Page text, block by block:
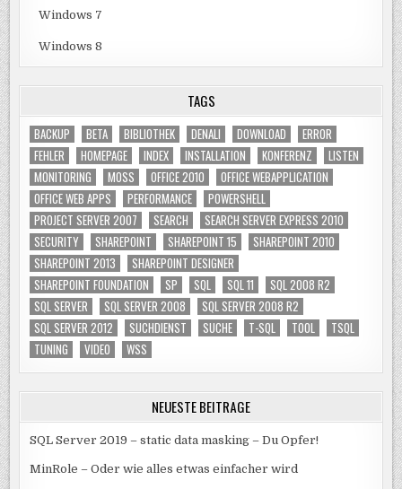
Windows 7
Windows 8
TAGS
BACKUP BETA BIBLIOTHEK DENALI DOWNLOAD
ERROR
FEHLER
HOMEPAGE INDEX INSTALLATION KONFERENZ
LISTEN
MONITORING
MOSS OFFICE 2010
OFFICE WEBAPPLICATION
OFFICE WEB APPS
PERFORMANCE
POWERSHELL
PROJECT SERVER 2007
SEARCH
SEARCH SERVER EXPRESS 2010
SECURITY
SHAREPOINT SHAREPOINT 15
SHAREPOINT 2010
SHAREPOINT 2013
SHAREPOINT DESIGNER
SHAREPOINT FOUNDATION
SP SQL SQL 11
SQL 2008 R2
SQL SERVER
SQL SERVER 2008
SQL SERVER 2008 R2
SQL SERVER 2012
SUCHDIENST SUCHE T-SQL TOOL
TSQL
TUNING
VIDEO WSS
NEUESTE BEITRÄGE
SQL Server 2019 – static data masking – Du Opfer!
MinRole – Oder wie alles etwas einfacher wird